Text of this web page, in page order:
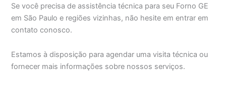
Se você precisa de assistência técnica para seu Forno GE
em São Paulo e regiões vizinhas, não hesite em entrar em
contato conosco.
Estamos à disposição para agendar uma visita técnica ou
fornecer mais informações sobre nossos serviços.